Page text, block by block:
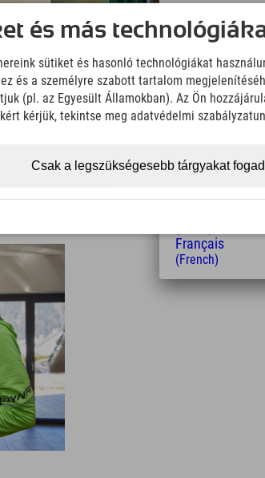
nemcsak a lábadat teszi boldoggá,
volna, hogy az újrahasznosítás
és más
sütiket és hasonló technológiákat
és a személyre szabott tartalom
(pl. az Egyesült Államokban). Az Ön
kérjük, tekintse meg adatvédelmi
Csak a legszükségesebb tárgyakat
Deutsch
(German)
(English)
Italiano
(Italian)
Čeština
(Polish)
(Hungarian)
Français
(French)